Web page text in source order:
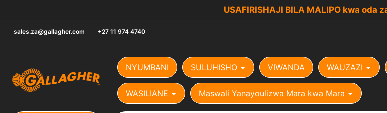
yaliyomo
USAFIRISHAJI BILA MALIPO kwa oda
sales.za@gallagher.com +27 11 974 4740
NYUMBANI SULUHISHO VIWANDA WAUZAZI
WASILIANE Maswali Yanayoulizwa Mara kwa Mara